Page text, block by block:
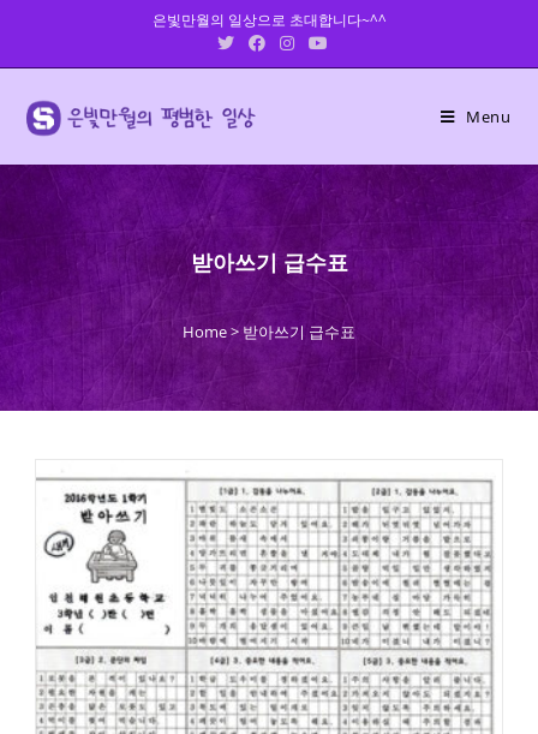
content
은빛만월의 일상으로 초대합니다~^^
Menu
받아쓰기 급수표
Home> 받아쓰기 급수표